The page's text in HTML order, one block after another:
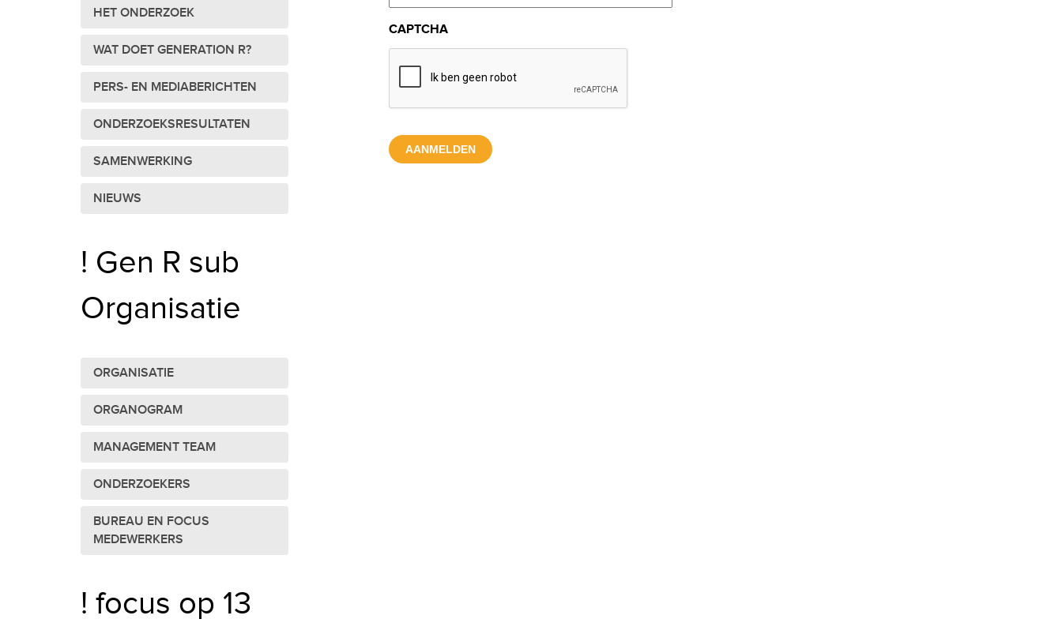
HET ONDERZOEK
WAT DOET GENERATION R?
PERS- EN MEDIABERICHTEN
ONDERZOEKSRESULTATEN
SAMENWERKING
NIEUWS
! Gen R sub
Organisatie
ORGANISATIE
ORGANOGRAM
MANAGEMENT TEAM
ONDERZOEKERS
BUREAU EN FOCUS
MEDEWERKERS
! focus op 13
CAPTCHA
AANMELDEN